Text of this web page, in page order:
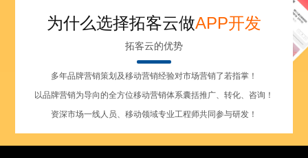
为什么选择拓客云做APP开发
拓客云的优势
多年品牌营销策划及移动营销经验对市场营销了若指掌！
以品牌营销为导向的全方位移动营销体系囊括推广、转化、咨询！
资深市场一线人员、移动领域专业工程师共同参与研发！